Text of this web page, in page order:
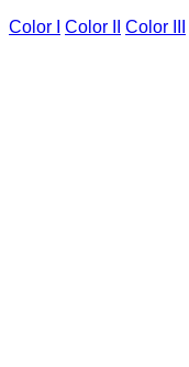
Color I
Color II Color III